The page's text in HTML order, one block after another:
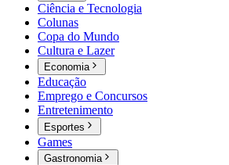
Ciência e Tecnologia
Colunas
Copa do Mundo
Cultura e Lazer
Economia
Educação
Emprego e Concursos
Entretenimento
Esportes
Games
Gastronomia